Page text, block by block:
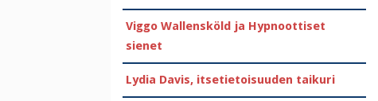
Viggo Wallensköld ja Hypnoottiset
sienet
Lydia Davis, itsetietoisuuden taikuri